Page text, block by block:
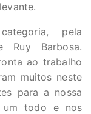
pela
Ruy Barbosa.
ao trabalho
muitos neste
para a nossa
um todo e nos